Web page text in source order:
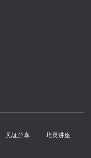
见证分享 培灵讲座